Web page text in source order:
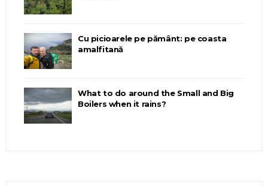
Cu picioarele pe pământ: pe coasta
amalfitană
What to do around the Small and Big
Boilers when it rains?